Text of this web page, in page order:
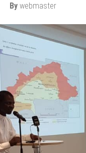
By webmaster